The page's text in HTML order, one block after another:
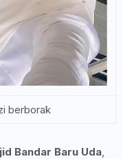
berborak
Bandar Baru Uda,